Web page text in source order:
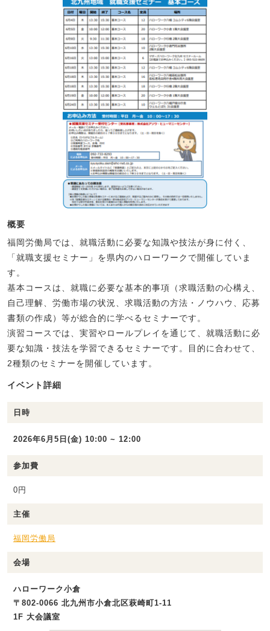
概要
福岡労働局では、就職活動に必要な知識や技法が身に付く、
「就職支援セミナー」を県内のハローワークで開催していま
す。
基本コースは、就職に必要な基本的事項（求職活動の心構え、
自己理解、労働市場の状況、求職活動の方法・ノウハウ、応募
書類の作成）等が総合的に学べるセミナーです。
演習コースでは、実習やロールプレイを通じて、就職活動に必
要な知識・技法を学習できるセミナーです。目的に合わせて、
2種類のセミナーを開催しています。
イベント詳細
日時
2026年6月5日(金) 10:00 ~ 12:00
参加費
0円
主催
福岡労働局
会場
ハローワーク小倉
〒802-0066 北九州市小倉北区萩崎町1-11
1F 大会議室